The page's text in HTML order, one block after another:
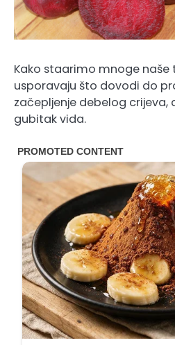
Kako staarimo mnoge naše
usporavaju što dovodi do
začepljenje debelog crijeva,
gubitak vida.